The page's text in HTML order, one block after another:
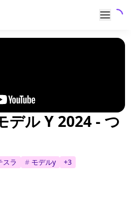
デル Y 2024 - つ
スラ # モデルy +3